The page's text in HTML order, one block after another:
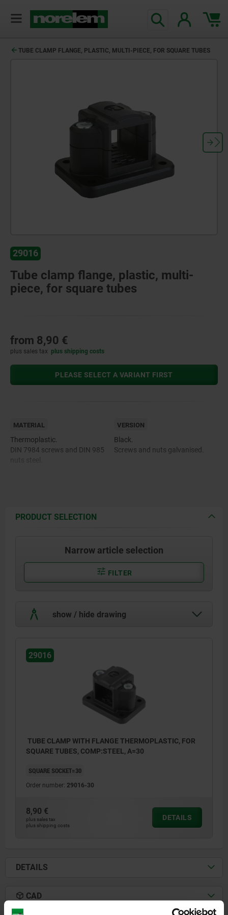
TUBE CLAMP FLANGE, PLASTIC, MULTI-PIECE, FOR SQUARE TUBES
29016
Tube clamp flange, plastic, multi-
piece, for square tubes
from 8,90 €
plus sales tax plus shipping costs
PLEASE SELECT A VARIANT FIRST
MATERIAL
Thermoplastic.
DIN 7984 screws and DIN 985
VERSION
Black.
Screws and nuts galvanised.
PRODUCT SELECTION
Narrow article selection
FILTER
show / hide drawing
29016
TUBE CLAMP WITH FLANGE THERMOPLASTIC, FOR
SQUARE TUBES, COMP:STEEL, A=30
SQUARE SOCKET=30
Order number: 29016-30
8,90 €
plus sales tax
plus shipping costs
DETAILS
DETAILS
CAD